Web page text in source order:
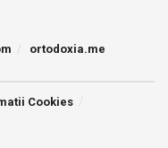
ortodoxia.me
Cookies